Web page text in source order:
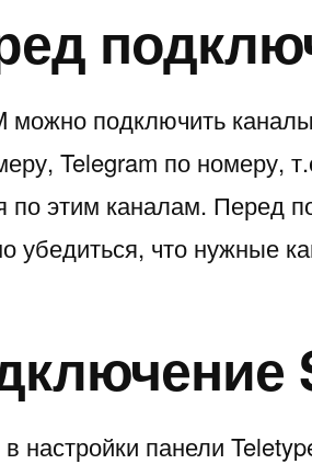
можно подключить
Telegram по номеру,
по этим каналам. Перед
убедиться, что нужные
настройки панели